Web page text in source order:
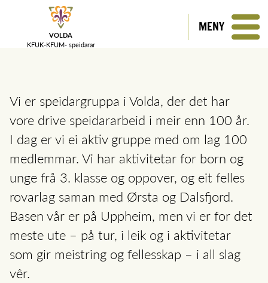
VOLDA
KFUK-KFUM- speidarar
MENY
Vi er speidargruppa i Volda, der det har
vore drive speidararbeid i meir enn 100 år.
I dag er vi ei aktiv gruppe med om lag 100
medlemmar. Vi har aktivitetar for born og
unge frå 3. klasse og oppover, og eit felles
rovarlag saman med Ørsta og Dalsfjord.
Basen vår er på Uppheim, men vi er for det
meste ute – på tur, i leik og i aktivitetar
som gir meistring og fellesskap – i all slag
vêr.